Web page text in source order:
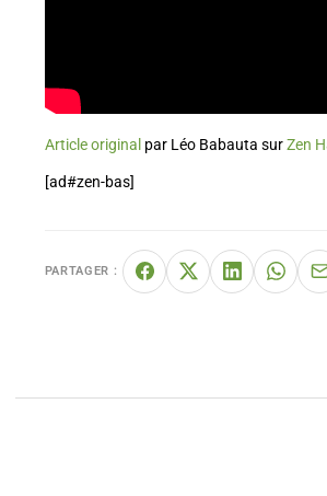
Article original par Léo Babauta surZen
[ad#zen-bas]
PARTAGER :